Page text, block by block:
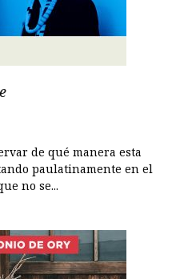
de qué manera esta
paulatinamente en el
no se...